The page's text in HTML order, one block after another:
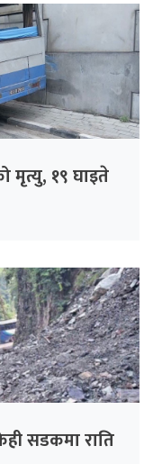
मृत्यु, १९ घाइते
सडकमा राति